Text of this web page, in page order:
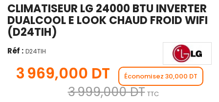
CLIMATISEUR LG 24000 BTU INVERTER
DUALCOOL E LOOK CHAUD FROID WIFI
(D24TIH)
Réf : D24TIH
3 969,000 DT Économisez 30,000 DT
3 999,000 DT TTC